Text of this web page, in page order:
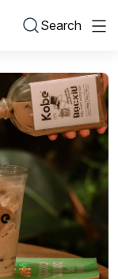
Search